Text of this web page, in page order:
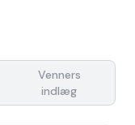
Venners
indlæg